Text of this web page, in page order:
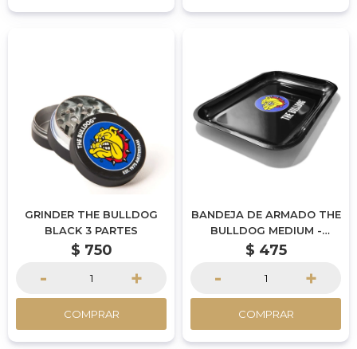
GRINDER THE BULLDOG
BLACK 3 PARTES
$ 750
- +
COMPRAR
BANDEJA DE ARMADO THE
BULLDOG MEDIUM -
MODELO 1
$ 475
- +
COMPRAR